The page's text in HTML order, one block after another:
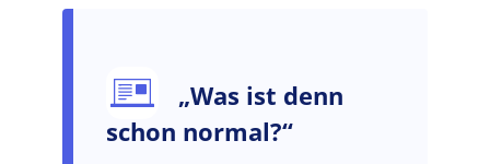
„Was ist denn
schon normal?“